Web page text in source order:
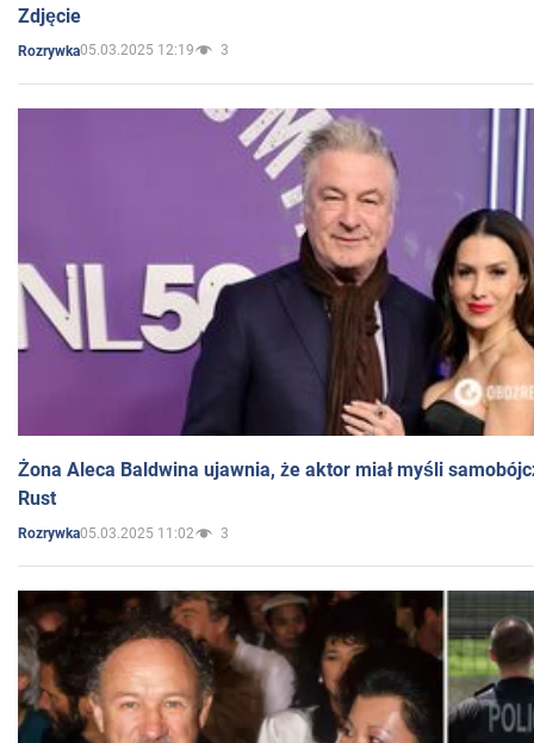
Zdjęcie
Rozrywka05.03.2025 12:19 3
Żona Aleca Baldwina ujawnia, że aktor miał myśli
Rust
Rozrywka05.03.2025 11:02 3